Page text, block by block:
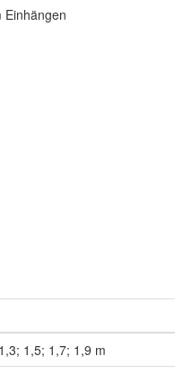
Einhängen
1,5; 1,7; 1,9 m